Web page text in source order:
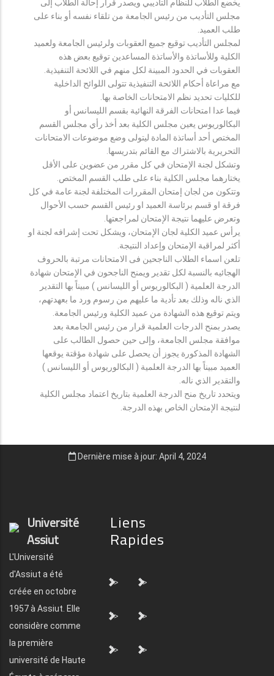
يخضع الطلاب للنظام التأديبي ويصدر قرار إحالة الطلاب إلى
مجلس التأديب من رئيس الجامعة من تلقاء نفسه أو بناء على
طلب العميد.
لمجلس التأديب توقيع جميع العقوبات ولرئيس الجامعة ولعميد
الكلية وللأساتذة والأساتذة المساعدين توقيع بعض هذه
العقوبات في الحدود المبينة لكل منهم في اللائحة التنفيذية.
مع مراعاة أحكام اللائحة التنفيذية تتولى اللوائح الداخلية
للكليات تحديد نظم الامتحانات الخاصة بها.
فيما عدا امتحانات الفرقة النهائية بقسم الليسانس أو
البكالوريوس يعين مجلس الكلية بعد أخذ رأي مجلس القسم
المختص أحد أساتذة المادة ليتولى وضع موضوعات الامتحانات
التحريرية بالاشتراك مع القائم بتدريسها.
وتشكل لجنة الإمتحان في كل مقرر من عضوين على الأقل
يختارهما مجلس الكلية بناء على طلب القسم المختص.
وتتكون من لجان إمتحان المقررات المختلفة لجنة عامة في كل
فرقة او قسم برئاسة العميد او رئيس القسم حسب الأحوال
وتعرض عليهما نتيجة الإمتحان لمراجعتها.
يرأس عميد الكلية لجان الإمتحان، ويشكل تحت إشرافه لجنة او
أكثر لمراقبة الإمتحان وإعداد النتيجة.
تلعن اسماء الطلاب الناجحين فى الامتحانات مرتبة بالحروف
الهجائيه بالنسبة لكل تقدير ويمنح الناجحون في الإمتحان شهادة
الدرجة العلمية ( البكالوريوس أو الليسانس ) مبيناً بها التقدير
الذي ناله وذلك بعد تأدية ما عليهم من رسوم ورد ما بعهدتهم،
ويتم توقيع هذه الشهادة من عميد الكلية ورئيس الجامعة.
يصدر بمنح الدرجات العلمية قرار من رئيس الجامعة بعد
موافقة مجلس الجامعة، وإلى حين حصول الطالب على
الشهادة المذكورة يجوز أن يحصل على شهادة مؤقتة يوقعها
العميد مبيناً بها الدرجة العلمية ( البكالوريوس أو الليسانس )
والتقدير الذي ناله.
ويتحدد تاريخ منح الدرجة العلمية بتاريخ اعتماد مجلس الكلية
لنتيجة الإمتحان الخاص بهذه الدرجة.
Dernière mise à jour: April 4, 2024
Université
Assiut
L'Université
d'Assiut a été
créée en octobre
1957 à Assiut. Elle
considère comme
la première
université de Haute
Liens
Rapides
"> ">
"> ">
"> ">